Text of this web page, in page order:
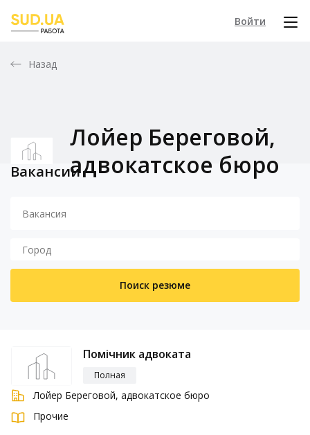
Войти
Назад
Лойер Береговой,
адвокатское бюро
Вакансии
Поиск резюме
Помічник адвоката
Полная
Лойер Береговой, адвокатское бюро
Прочие